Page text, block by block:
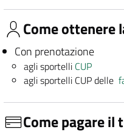
Come ottenere
Con prenotazione
agli sportelli CUP
agli sportelli CUP delle
Come pagare il